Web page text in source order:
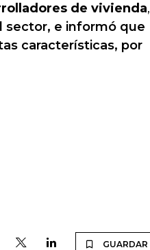
de vivienda,
sector, e informó que
características, por
GUARDAR